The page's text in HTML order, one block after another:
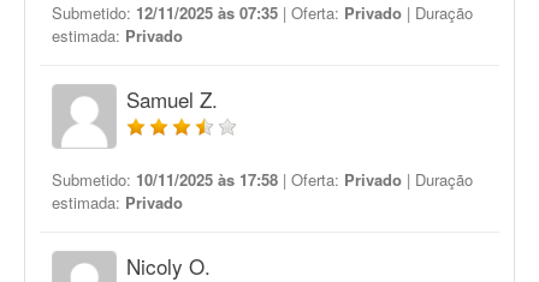
Submetido: 12/11/2025 às 07:35 | Oferta: Privado | Duração
estimada: Privado
Samuel Z.
Submetido: 10/11/2025 às 17:58 | Oferta: Privado | Duração
estimada: Privado
Nicoly O.